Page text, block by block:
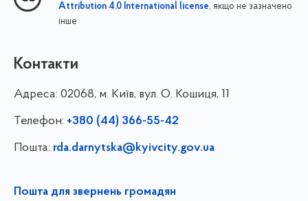
Attribution 4.0 International license, якщо не зазначено
інше
Контакти
Адреса: 02068, м. Київ, вул. О. Кошиця, 11
Телефон: +380 (44) 366-55-42
Пошта: rda.darnytska@kyivcity.gov.ua
Пошта для звернень громадян